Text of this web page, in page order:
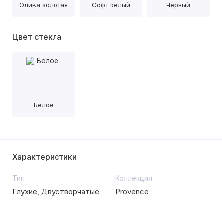
Олива золотая Софт белый Черный
Цвет стекла
Белое
Характеристики
Тип
Глухие, Двустворчатые
Коллекция
Provence